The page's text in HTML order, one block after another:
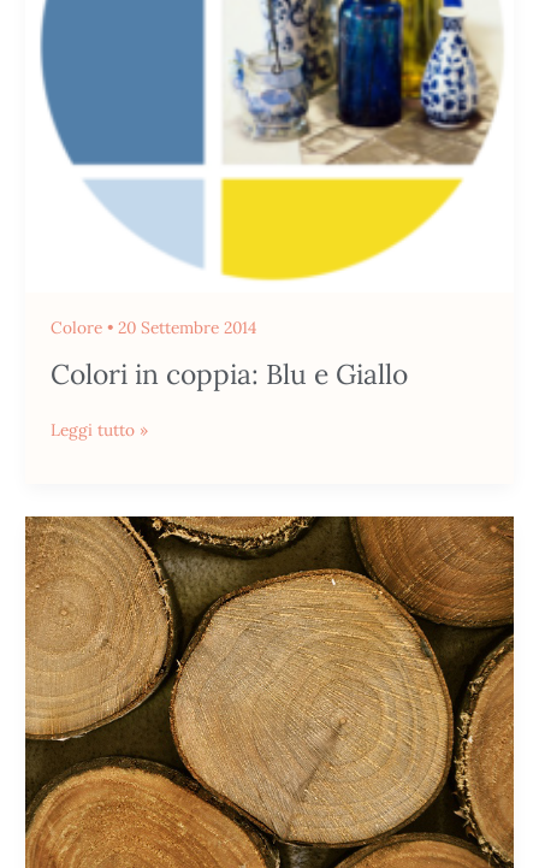
Colore• 20 Settembre 2014
Colori in coppia: Blu e Giallo
Leggi tutto »
Il
legno